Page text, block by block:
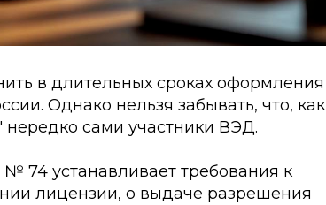
в длительных сроках оформления
Однако нельзя забывать, что, как
нередко сами участники ВЭД.
74 устанавливает требования к
лицензии, о выдаче разрешения